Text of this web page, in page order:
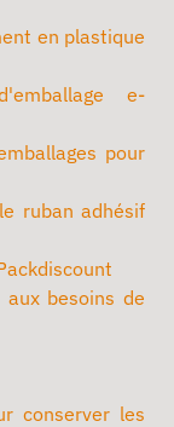
en plastique
e-
pour
ruban adhésif
aux besoins de
conserver les